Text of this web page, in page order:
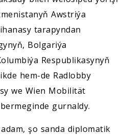
Awstriýa
tarapyndan
Bolgariýa
Respublikasynyň
hem-de Radlobby
we Wien Mobilität
gurnaldy.
şo sanda diplomatik